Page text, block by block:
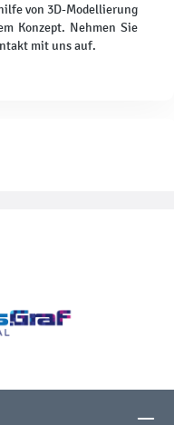
von 3D-Modellierung
Konzept. Nehmen Sie
mit uns auf.